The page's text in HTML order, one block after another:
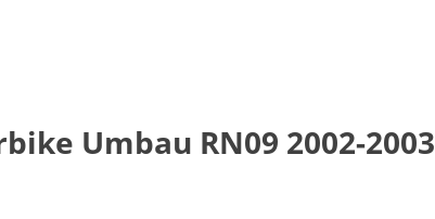
Umbau RN09 2002-2003